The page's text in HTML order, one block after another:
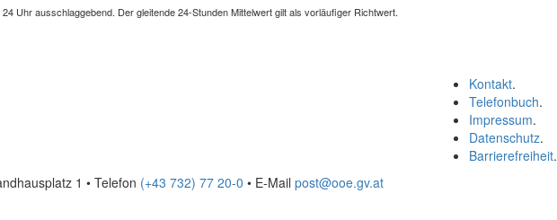
Uhr ausschlaggebend. Der gleitende 24-Stunden Mittelwert gilt als vorläufiger Richtwert.
Kontakt.
Telefonbuch.
Impressum.
Datenschutz.
Barrierefreiheit.
1 • Telefon (+43 732) 77 20-0 • E-Mail post@ooe.gv.at